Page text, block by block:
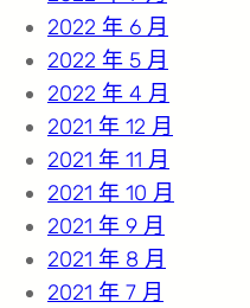
2022 年 6 月
2022 年 5 月
2022 年 4 月
2021 年 12 月
2021 年 11 月
2021 年 10 月
2021 年 9 月
2021 年 8 月
2021 年 7 月